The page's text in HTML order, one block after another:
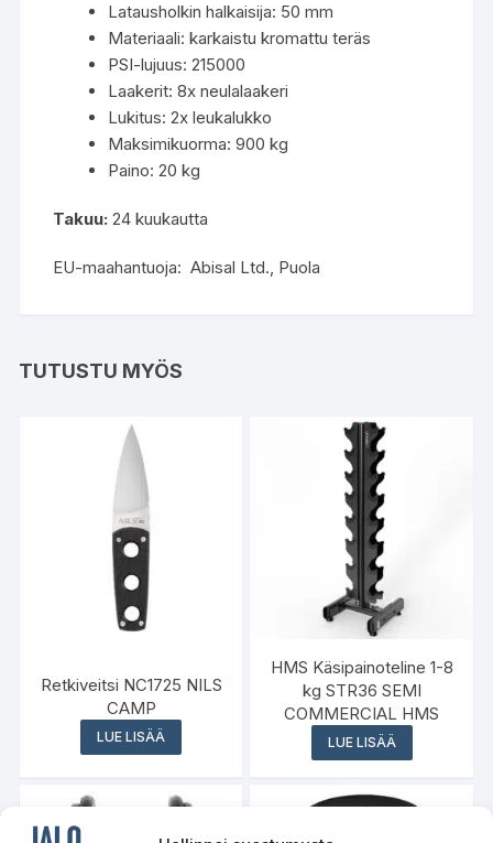
Latausholkin halkaisija: 50 mm
Materiaali: karkaistu kromattu teräs
PSI-lujuus: 215000
Laakerit: 8x neulalaakeri
Lukitus: 2x leukalukko
Maksimikuorma: 900 kg
Paino: 20 kg
Takuu: 24 kuukautta
EU-maahantuoja: Abisal Ltd., Puola
TUTUSTU MYÖS
Retkiveitsi NC1725 NILS
CAMP
LUE LISÄÄ
HMS Käsipainoteline 1-8
kg STR36 SEMI
COMMERCIAL HMS
LUE LISÄÄ